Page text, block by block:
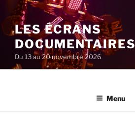
au
contenu
principal
LES ÉCRANS
DOCUMENTAIRES
Du 13 au 20 novembre 2026
Menu